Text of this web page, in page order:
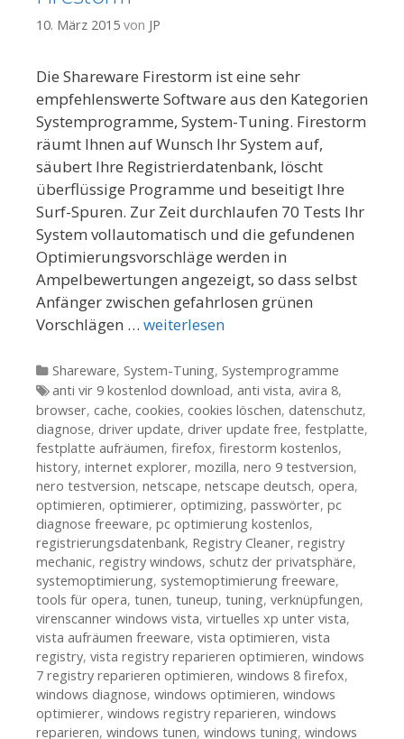
10. März 2015 von JP
Die Shareware Firestorm ist eine sehr
empfehlenswerte Software aus den Kategorien
Systemprogramme, System-Tuning. Firestorm
räumt Ihnen auf Wunsch Ihr System auf,
säubert Ihre Registrierdatenbank, löscht
überflüssige Programme und beseitigt Ihre
Surf-Spuren. Zur Zeit durchlaufen 70 Tests Ihr
System vollautomatisch und die gefundenen
Optimierungsvorschläge werden in
Ampelbewertungen angezeigt, so dass selbst
Anfänger zwischen gefahrlosen grünen
Vorschlägen … weiterlesen
Kategorien
Shareware, System-Tuning, Systemprogramme
Tags
anti vir 9 kostenlod download, anti vista, avira 8,
browser, cache, cookies, cookies löschen, datenschutz,
diagnose, driver update, driver update free, festplatte,
festplatte aufräumen, firefox, firestorm kostenlos,
history, internet explorer, mozilla, nero 9 testversion,
nero testversion, netscape, netscape deutsch, opera,
optimieren, optimierer, optimizing, passwörter, pc
diagnose freeware, pc optimierung kostenlos,
registrierungsdatenbank, Registry Cleaner, registry
mechanic, registry windows, schutz der privatsphäre,
systemoptimierung, systemoptimierung freeware,
tools für opera, tunen, tuneup, tuning, verknüpfungen,
virenscanner windows vista, virtuelles xp unter vista,
vista aufräumen freeware, vista optimieren, vista
registry, vista registry reparieren optimieren, windows
7 registry reparieren optimieren, windows 8 firefox,
windows diagnose, windows optimieren, windows
optimierer, windows registry reparieren, windows
reparieren, windows tunen, windows tuning, windows